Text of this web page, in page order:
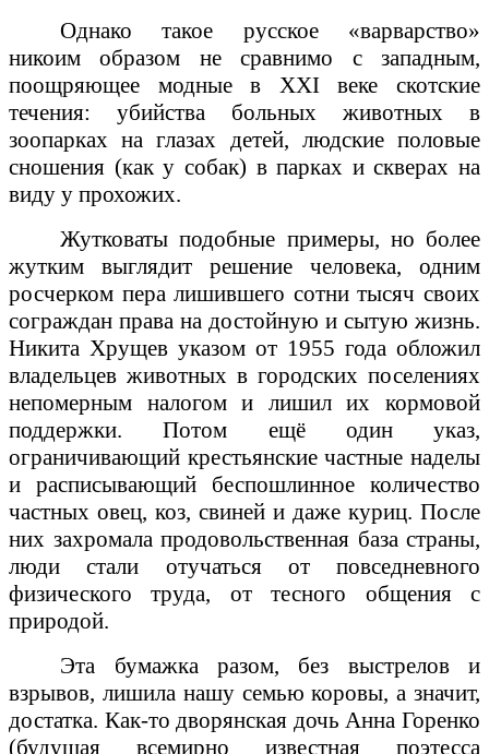
Однако такое русское «варварство»
никоим образом не сравнимо с западным,
поощряющее модные в ХХI
веке скотские
течения: убийства больных животных в
зоопарках на глазах детей, людские половые
сношения (как у собак) в парках и скверах на
виду у прохожих.
Жутковаты подобные примеры, но более
жутким выглядит решение человека, одним
росчерком пера лишившего сотни тысяч своих
сограждан права на достойную и сытую жизнь.
Никита Хрущев указом от 1955 года обложил
владельцев животных в городских поселениях
непомерным налогом и лишил их кормовой
поддержки. Потом ещё один указ,
ограничивающий крестьянские частные наделы
и расписывающий беспошлинное количество
частных овец, коз, свиней и даже куриц. После
них захромала продовольственная база страны,
люди стали отучаться от повседневного
физического труда, от тесного общения с
природой.
Эта бумажка разом, без выстрелов и
взрывов, лишила нашу семью коровы, а значит,
достатка. Как-то дворянская дочь Анна Горенко
(будущая всемирно известная поэтесса